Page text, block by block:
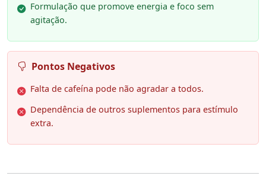
Formulação que promove energia e foco sem
agitação.
Pontos Negativos
Falta de cafeína pode não agradar a todos.
Dependência de outros suplementos para estímulo
extra.